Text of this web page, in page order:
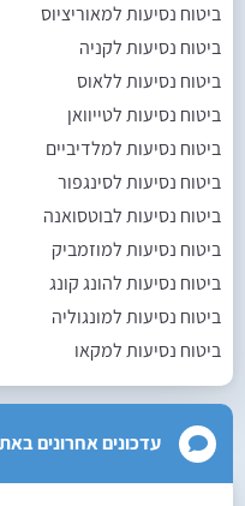
ביטוח נסיעות למאוריציוס
ביטוח נסיעות לקניה
ביטוח נסיעות ללאוס
ביטוח נסיעות לטייוואן
ביטוח נסיעות למלדיביים
ביטוח נסיעות לסינגפור
ביטוח נסיעות לבוטסואנה
ביטוח נסיעות למוזמביק
ביטוח נסיעות להונג קונג
ביטוח נסיעות למונגוליה
ביטוח נסיעות למקאו
עדכונים אחרונים
ביטוח נסיעות למקאו: